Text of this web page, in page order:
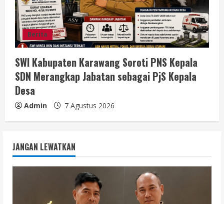
Berita
SWI Kabupaten Karawang Soroti PNS Kepala
SDN Merangkap Jabatan sebagai PjS Kepala
Desa
Admin 7 Agustus 2026
JANGAN LEWATKAN